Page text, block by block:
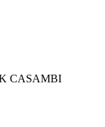
CASAMBI